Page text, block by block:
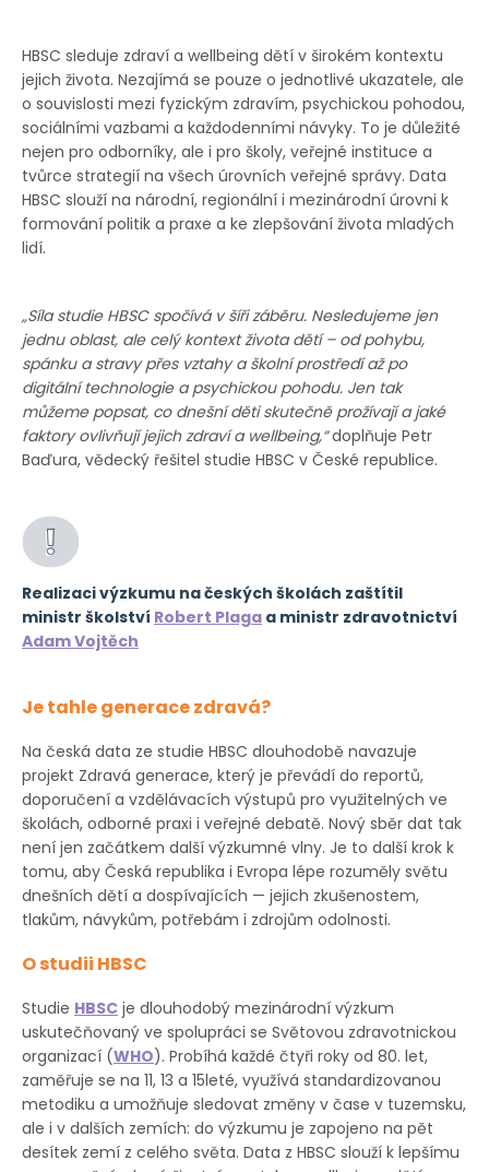
HBSC sleduje zdraví a wellbeing dětí v širokém kontextu
jejich života. Nezajímá se pouze o jednotlivé ukazatele, ale
o souvislosti mezi fyzickým zdravím, psychickou pohodou,
sociálními vazbami a každodenními návyky. To je důležité
nejen pro odborníky, ale i pro školy, veřejné instituce a
tvůrce strategií na všech úrovních veřejné správy. Data
HBSC slouží na národní, regionální i mezinárodní úrovni k
formování politik a praxe a ke zlepšování života mladých
lidí.
„Síla studie HBSC spočívá v šíři záběru. Nesledujeme jen
jednu oblast, ale celý kontext života dětí – od pohybu,
spánku a stravy přes vztahy a školní prostředí až po
digitální technologie a psychickou pohodu. Jen tak
můžeme popsat, co dnešní děti skutečně prožívají a jaké
faktory ovlivňují jejich zdraví a wellbeing,“doplňuje Petr
Baďura, vědecký řešitel studie HBSC v České republice.
Realizaci výzkumu na českých školách zaštítil
ministr školství Robert Plaga a ministr zdravotnictví
Adam Vojtěch
Je tahle generace zdravá?
Na česká data ze studie HBSC dlouhodobě navazuje
projekt Zdravá generace, který je převádí do reportů,
doporučení a vzdělávacích výstupů pro využitelných ve
školách, odborné praxi i veřejné debatě. Nový sběr dat tak
není jen začátkem další výzkumné vlny. Je to další krok k
tomu, aby Česká republika i Evropa lépe rozuměly světu
dnešních dětí a dospívajících — jejich zkušenostem,
tlakům, návykům, potřebám i zdrojům odolnosti.
O studii HBSC
Studie HBSC je dlouhodobý mezinárodní výzkum
uskutečňovaný ve spolupráci se Světovou zdravotnickou
organizací (WHO). Probíhá každé čtyři roky od 80. let,
zaměřuje se na 11, 13 a 15leté, využívá standardizovanou
metodiku a umožňuje sledovat změny v čase v tuzemsku,
ale i v dalších zemích: do výzkumu je zapojeno na pět
desítek zemí z celého světa. Data z HBSC slouží k lepšímu